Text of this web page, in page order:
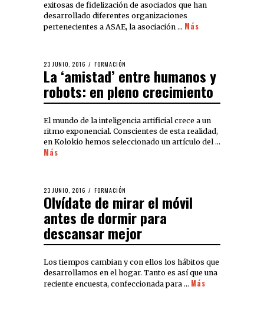
exitosas de fidelización de asociados que han
desarrollado diferentes organizaciones
pertenecientes a ASAE, la asociación … Más
23 JUNIO, 2016 FORMACIÓN
La ‘amistad’ entre humanos y
robots: en pleno crecimiento
El mundo de la inteligencia artificial crece a un
ritmo exponencial. Conscientes de esta realidad,
en Kolokio hemos seleccionado un artículo del …
Más
23 JUNIO, 2016 FORMACIÓN
Olvídate de mirar el móvil
antes de dormir para
descansar mejor
Los tiempos cambian y con ellos los hábitos que
desarrollamos en el hogar. Tanto es así que una
reciente encuesta, confeccionada para … Más